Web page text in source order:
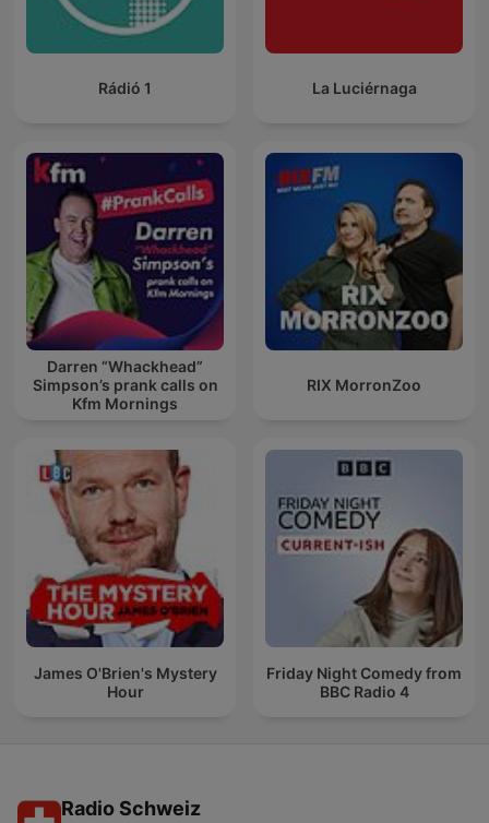
Rádió 1 La Luciérnaga
Darren “Whackhead”
Simpson’s prank calls on
Kfm Mornings
RIX MorronZoo
James O'Brien's Mystery
Hour
Friday Night Comedy from
BBC Radio 4
Radio Schweiz